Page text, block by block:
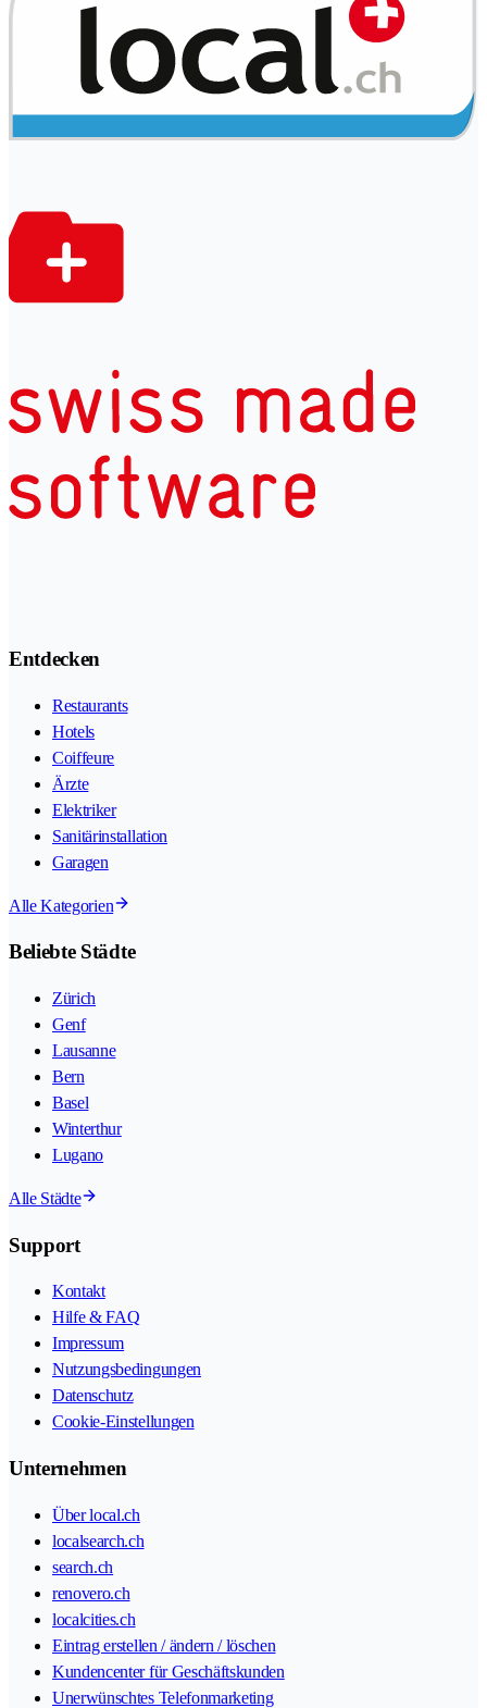
Entdecken
Restaurants
Hotels
Coiffeure
Ärzte
Elektriker
Sanitärinstallation
Garagen
Alle Kategorien
Beliebte Städte
Zürich
Genf
Lausanne
Bern
Basel
Winterthur
Lugano
Alle Städte
Support
Kontakt
Hilfe & FAQ
Impressum
Nutzungsbedingungen
Datenschutz
Cookie-Einstellungen
Unternehmen
Über local.ch
localsearch.ch
search.ch
renovero.ch
localcities.ch
Eintrag erstellen / ändern / löschen
Kundencenter für Geschäftskunden
Unerwünschtes Telefonmarketing